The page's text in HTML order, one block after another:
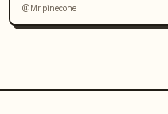
@Mr.pinecone